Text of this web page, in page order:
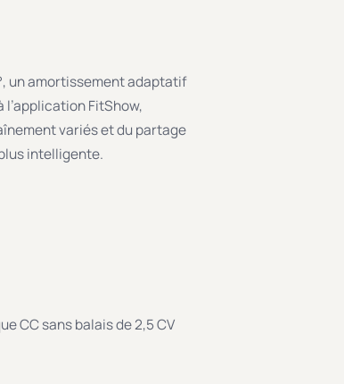
un amortissement adaptatif
FitShow,
variés et du partage
intelligente.
CC sans balais de 2,5 CV